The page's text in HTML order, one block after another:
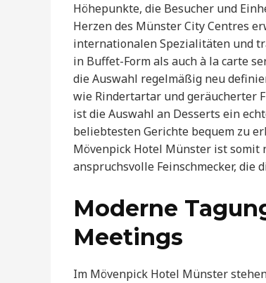
Höhepunkte, die Besucher und
Herzen des Münster City Centres
internationalen Spezialitäten und
in Buffet-Form als auch à la carte
die Auswahl regelmäßig neu
wie Rindertartar und geräucherter
ist die Auswahl an Desserts ein
beliebtesten Gerichte bequem zu
Mövenpick Hotel Münster ist
anspruchsvolle Feinschmecker, die
Moderne
Meetings
Im Mövenpick Hotel Münster